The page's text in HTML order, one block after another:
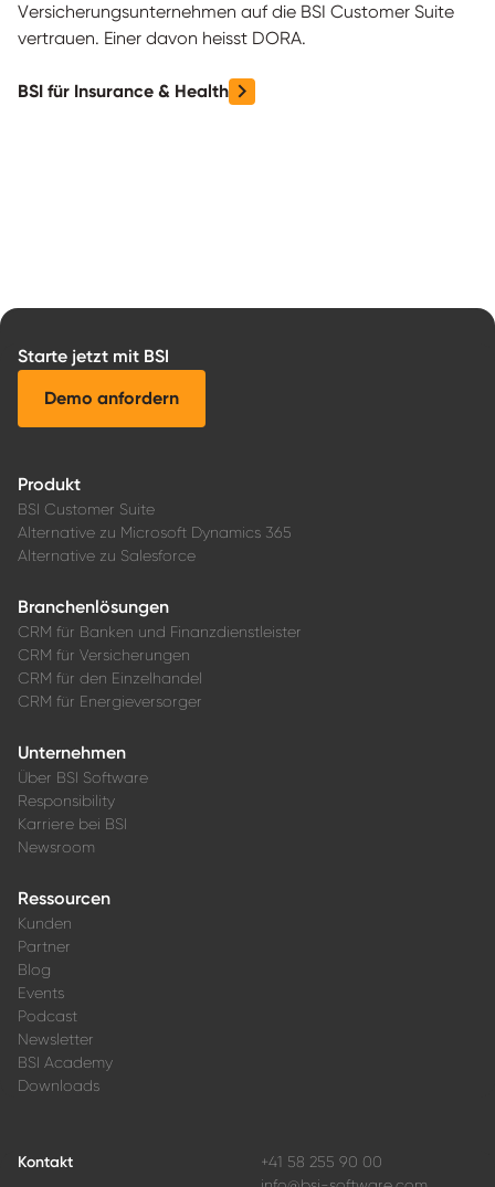
Versicherungsunternehmen auf die BSI Customer Suite
vertrauen. Einer davon heisst DORA.
BSI für Insurance & Health
Starte jetzt mit BSI
Demo anfordern
Produkt
BSI Customer Suite
Alternative zu Microsoft Dynamics 365
Alternative zu Salesforce
Branchenlösungen
CRM für Banken und Finanzdienstleister
CRM für Versicherungen
CRM für den Einzelhandel
CRM für Energieversorger
Unternehmen
Über BSI Software
Responsibility
Karriere bei BSI
Newsroom
Ressourcen
Kunden
Partner
Blog
Events
Podcast
Newsletter
BSI Academy
Downloads
Kontakt
+41 58 255 90 00